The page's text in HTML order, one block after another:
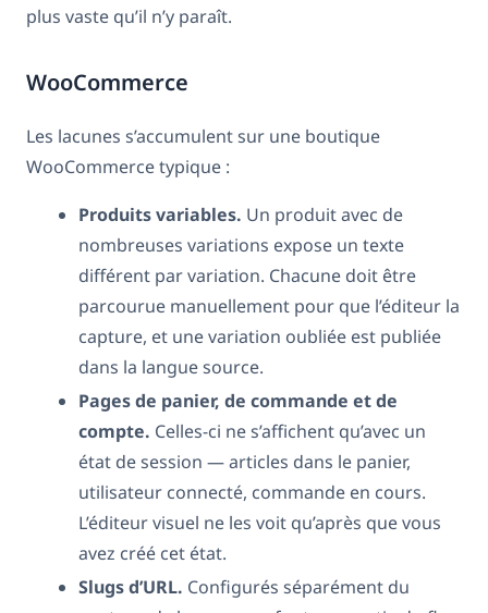
plus vaste qu’il n’y paraît.
WooCommerce
Les lacunes s’accumulent sur une boutique
WooCommerce typique :
Produits variables. Un produit avec de
nombreuses variations expose un texte
différent par variation. Chacune doit être
parcourue manuellement pour que l’éditeur la
capture, et une variation oubliée est publiée
dans la langue source.
Pages de panier, de commande et de
compte. Celles-ci ne s’affichent qu’avec un
état de session — articles dans le panier,
utilisateur connecté, commande en cours.
L’éditeur visuel ne les voit qu’après que vous
avez créé cet état.
Slugs d’URL. Configurés séparément du